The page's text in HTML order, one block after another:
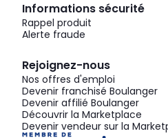
Informations sécurité
Rappel produit
Alerte fraude
Rejoignez-nous
Nos offres d'emploi
Devenir franchisé Boulanger
Devenir affilié Boulanger
Découvrir la Marketplace
Devenir vendeur sur la